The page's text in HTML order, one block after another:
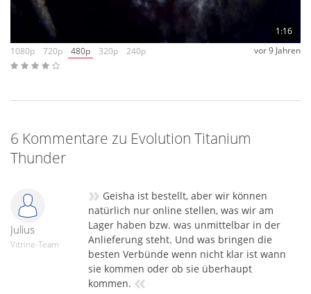
1:16
1080p
720p 480p 320p 240p vor 9 Jahren
6 Kommentare zu Evolution Titanium
Thunder
Julius
Vitrine-Team
» Geisha ist bestellt, aber wir können
natürlich nur online stellen, was wir am
Lager haben bzw. was unmittelbar in der
Anlieferung steht. Und was bringen die
besten Verbünde wenn nicht klar ist wann
sie kommen oder ob sie überhaupt
kommen. «